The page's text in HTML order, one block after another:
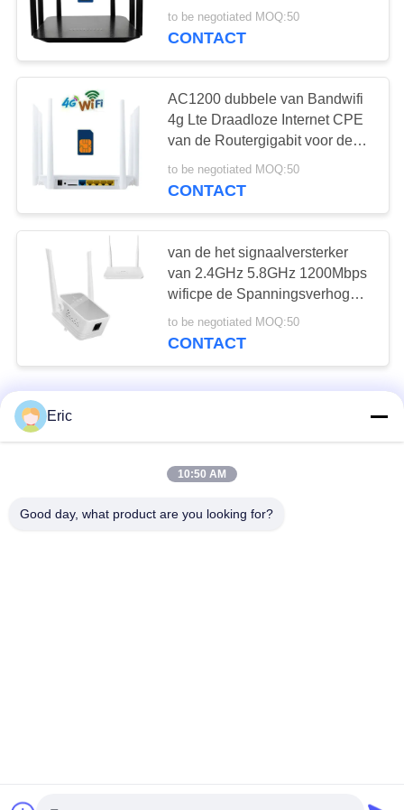
Antennes1200mbps de
Dubbele Band LTE
to be negotiated MOQ:50
CONTACT
AC1200 dubbele van Bandwifi
4g Lte Draadloze Internet CPE
van de Routergigabit voor de
Server van Huisvpn
to be negotiated MOQ:50
CONTACT
van de het signaalversterker
van 2.4GHz 5.8GHz 1200Mbps
wificpe de Spanningsverhoger
van de wifirepeater van de
routerexpander 12v
to be negotiated MOQ:50
CONTACT
Eric
10:50 AM
Good day, what product are you looking for?